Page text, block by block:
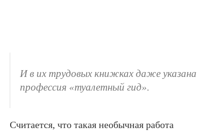
И в их трудовых книжках даже указана
профессия «туалетный гид».
Считается, что такая необычная работа